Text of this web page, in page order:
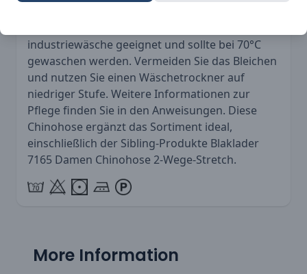
industriewäsche geeignet und sollte bei 70°C
gewaschen werden. Vermeiden Sie das Bleichen
und nutzen Sie einen Wäschetrockner auf
niedriger Stufe. Weitere Informationen zur
Pflege finden Sie in den Anweisungen. Diese
Chinohose ergänzt das Sortiment ideal,
einschließlich der Sibling-Produkte Blaklader
7165 Damen Chinohose 2-Wege-Stretch.
More Information